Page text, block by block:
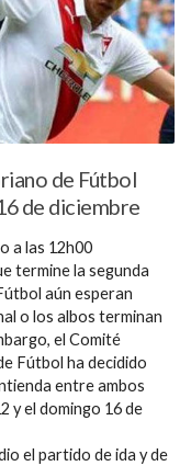
de Fútbol
de diciembre
a las 12h00
termine la segunda
aún esperan
o los albos terminan
el Comité
Fútbol ha decidido
entre ambos
y el domingo 16 de
el partido de ida y de